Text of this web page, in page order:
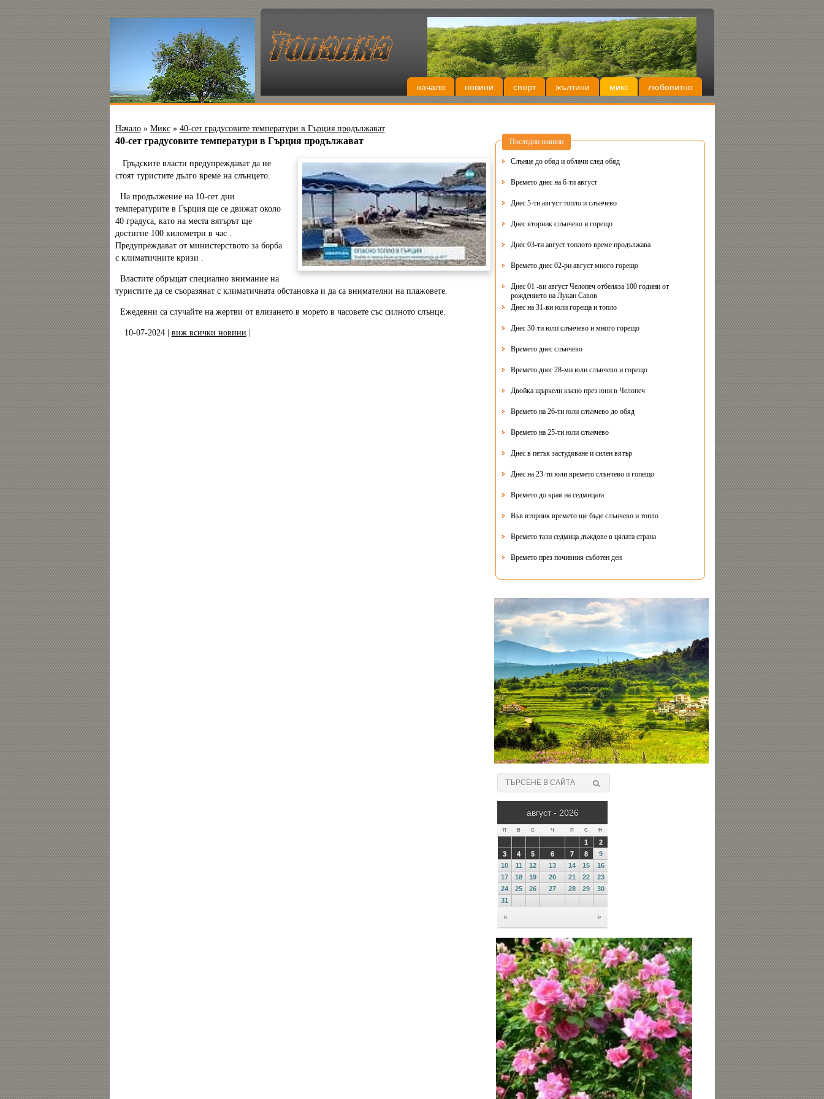
начало новини спорт жълтини микс любопитно
Начало» Микс» 40-сет градусовите температури в Гърция продължават
40-сет градусовите температури в Гърция продължават
Гръдските власти предупреждават да не
стоят туристите дълго време на слънцето.
На продължение на 10-сет дни
температурите в Гърция ще се движат около
40 градуса, като на места вятърът ще
достигне 100 километри в час .
Предупреждават от министерството за борба
с климатичните кризи .
Властите обръщат специално внимание на
туристите да се съоразянат с климатичната обстановка и да са внимателни на плажовете.
Ежедевни са случайте на жертви от влизането в морето в часовете със силното слънце.
10-07-2024 | виж всички новини
Последни новини
Слънце до обяд и облачи след обяд
Времето днес на 6-ти август
Днес 5-ти август топло и слънчево
Днес вторник слънчево и горещо
Днес 03-ти август топлото време продължава
Времето днес 02-ри август много горещо
Днес 01 -ви август Челопеч отбеляза 100 години от
рождението на Лукан Савов
Днес на 31-ви юли гореща и топло
Днес 30-ти юли слънчево и много горещо
Времето днес слънчево
Времето днес 28-ми юли слъвчево и горещо
Двойка щъркели късно през юни в Челопеч
Времето на 26-ти юли слънчево до обяд
Времето на 25-ти юли слънчево
Днес в петък застудяване и силен вятър
Днес на 23-ти юли времето слънчево и гопещо
Времето до края на седмицата
Във вторник времето ще бъде слънчево и топло
Времето тази седмица дъждове в цялата страна
Времето през почивния съботен ден